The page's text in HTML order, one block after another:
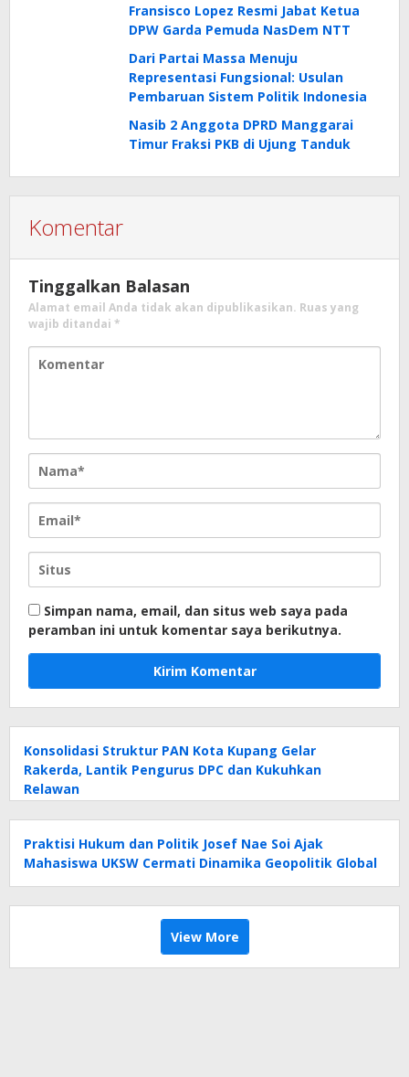
Fransisco Lopez Resmi Jabat Ketua
DPW Garda Pemuda NasDem NTT
Dari Partai Massa Menuju
Representasi Fungsional: Usulan
Pembaruan Sistem Politik Indonesia
Nasib 2 Anggota DPRD Manggarai
Timur Fraksi PKB di Ujung Tanduk
Komentar
Tinggalkan Balasan
Alamat email Anda tidak akan dipublikasikan. Ruas yang
wajib ditandai *
Simpan nama, email, dan situs web saya pada
peramban ini untuk komentar saya berikutnya.
Konsolidasi Struktur PAN Kota Kupang Gelar
Rakerda, Lantik Pengurus DPC dan Kukuhkan
Relawan
Praktisi Hukum dan Politik Josef Nae Soi Ajak
Mahasiswa UKSW Cermati Dinamika Geopolitik Global
View More